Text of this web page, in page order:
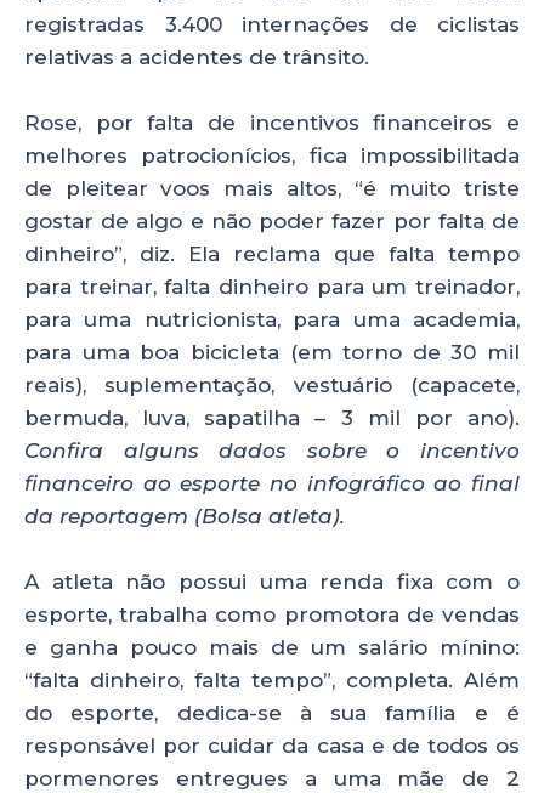
registradas 3.400 internações de ciclistas
relativas a acidentes de trânsito.
Rose, por falta de incentivos financeiros e
melhores patrocionícios, fica impossibilitada
de pleitear voos mais altos, “é muito triste
gostar de algo e não poder fazer por falta de
dinheiro”, diz. Ela reclama que falta tempo
para treinar, falta dinheiro para um treinador,
para uma nutricionista, para uma academia,
para uma boa bicicleta (em torno de 30 mil
reais), suplementação, vestuário (capacete,
bermuda, luva, sapatilha – 3 mil por ano).
Confira alguns dados sobre o incentivo
financeiro ao esporte no infográfico ao final
da reportagem (Bolsa atleta).
A atleta não possui uma renda fixa com o
esporte, trabalha como promotora de vendas
e ganha pouco mais de um salário mínino:
“falta dinheiro, falta tempo”, completa. Além
do esporte, dedica-se à sua família e é
responsável por cuidar da casa e de todos os
pormenores entregues a uma mãe de 2